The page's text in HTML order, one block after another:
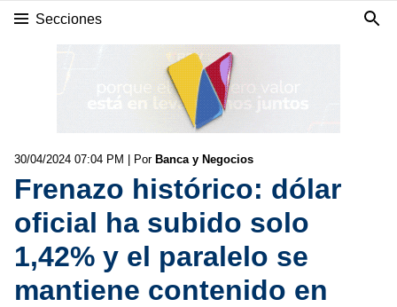
Secciones
30/04/2024 07:04 PM | Por Banca y Negocios
Frenazo histórico: dólar
oficial ha subido solo
1,42% y el paralelo se
mantiene contenido en